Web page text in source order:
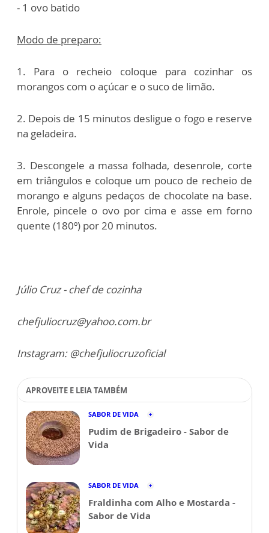
- 1 ovo batido
Modo de preparo:
1. Para o recheio coloque para cozinhar os
morangos com o açúcar e o suco de limão.
2. Depois de 15 minutos desligue o fogo e reserve
na geladeira.
3. Descongele a massa folhada, desenrole, corte
em triângulos e coloque um pouco de recheio de
morango e alguns pedaços de chocolate na base.
Enrole, pincele o ovo por cima e asse em forno
quente (180º) por 20 minutos.
Júlio Cruz - chef de cozinha
chefjuliocruz@yahoo.com.br
Instagram: @chefjuliocruzoficial
APROVEITE E LEIA TAMBÉM
SABOR DE VIDA
Pudim de Brigadeiro - Sabor de
Vida
SABOR DE VIDA
Fraldinha com Alho e Mostarda -
Sabor de Vida